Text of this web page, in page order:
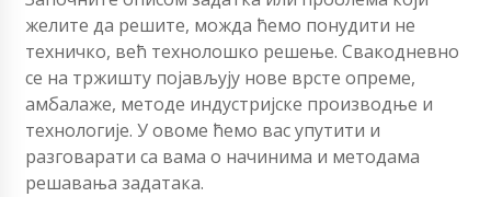
желите да решите, можда ћемо понудити не
техничко, већ технолошко решење. Свакодневно
се на тржишту појављују нове врсте опреме,
амбалаже, методе индустријске производње и
технологије. У овоме ћемо вас упутити и
разговарати са вама о начинима и методама
решавања задатака.